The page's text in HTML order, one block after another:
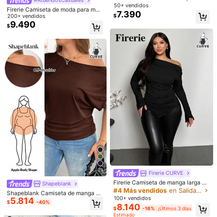
Product Quality: Nice texture
س***ر Color: Albaricoque / Talla: 6XL
يجنننحيييلالضحكه عشانالنقاط
ههههههههههههههههههههههههههههههههههههههههههههههههههههههههههههههههههههه
ههههههههههههههههههههههههههههههههههههههههههههههههههههههههههههههههههههه
ههههههههههههههههههههههههههههههههههههههههههههههههههههههههههههههههههههه
ههههههههههههههههههههههههههههههههههه
ههههههههههههههههههههههههههههههههههههههههههههههههههههههههههههههههههههه
ههههههههههههههههههههههههههههههههههههههههههههههههههههههههههههههههههههه
ههههههههههههههههههههههههههههههههههه
ههههههههههههههههههههههههههههههههههههههههههههههههههههههههههههههههههههه
ههههههههههههههههههههههههههههههههههههههههههههههههههههههههههههههههههههه
ههههههههههههههههههههههههههههههههههه
ههههههههههههههههههههههههههههههههههههههههههههههههههههههههههههههههههههه
ههه
ههههههههههههههههههههههههههههههههههههههههههههههههههههههههههههههههههههه
ههههههههههههههههههههههههههههههههههههههههههههههههههههههههههههههههههههه
ههههههههههههههههههههههههههههههههههه
ههههههههههههههههههههههههههههههههههههههههههههههههههههههههههههههههههههه
ههههههههههههههههههههههههههههههههههههههههههههههههه
Útil
f***2 Color: Albaricoque / Talla: 8XL
.هذهالصور لها علاقة بالبضاعة انماانااتاجربهمولكن الجودة عالية
m***t Color: Albaricoque / Talla: 5XL
思ってたよりも生地がしっかりしていました。首がつまったロン
ばかりで、これくらいの物が最近あまりないので良かったです。
Firerie Camiseta de moda para muj
er talla grande, color marrón liso, co
n dobladillo asimétrico, hombros fru
ncidos, manga larga y ajuste ceñid
200+ vendidos
$9.490
23
Shapeblank
Shapeblank Camiseta de manga co
rta con hombros descubiertos para
mujer talla grande, estilo casual hol
$5.814 -40%
nte en talla grande
50+ vendidos
$7.390
Firerie CURVE
Firerie Camiseta de manga larga aj
ustada con hombros fruncidos, bajo
asimétrico y sólido negro para muje
r de talla grande, de moda para invi
erno
#4 Más vendidos en Salida nocturna Camisetas de talla grande
100+ vendidos
$8.140 -16% ¡Últimos 3 días
Estimado